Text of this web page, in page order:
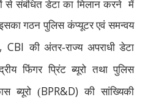
से संबंधित डेटा का मिलान करने में
गठन पुलिस कंप्यूटर एवं समन्वय
CBIकी अंतर-राज्य अपराधी डेटा
फिंगर प्रिंट ब्यूरो तथा पुलिस
ब्यूरो (BPR&D)की सांख्यिकी